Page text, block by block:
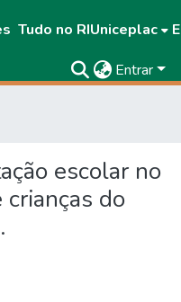
Tudo no RIUniceplac
Entrar
escolar no
do